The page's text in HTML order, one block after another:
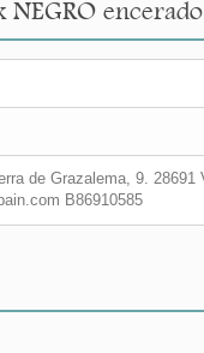
de Grazalema, 9. 28691
B86910585